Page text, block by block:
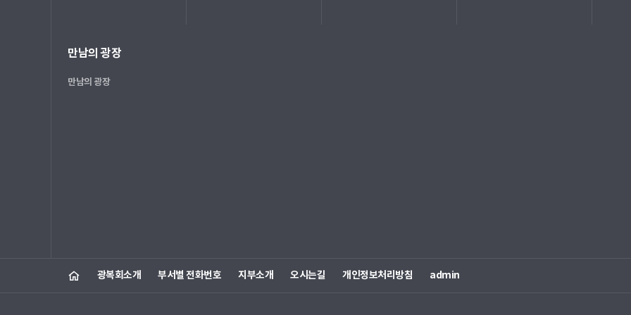
만남의 광장
만남의 광장
광복회소개 부서별 전화번호 지부소개 오시는길 개인정보처리방침 admin